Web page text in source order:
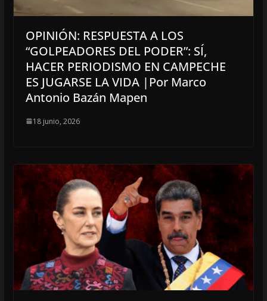
OPINIÓN: RESPUESTA A LOS
“GOLPEADORES DEL PODER”: SÍ,
HACER PERIODISMO EN CAMPECHE
ES JUGARSE LA VIDA |Por Marco
Antonio Bazán Mapen
18 junio, 2026